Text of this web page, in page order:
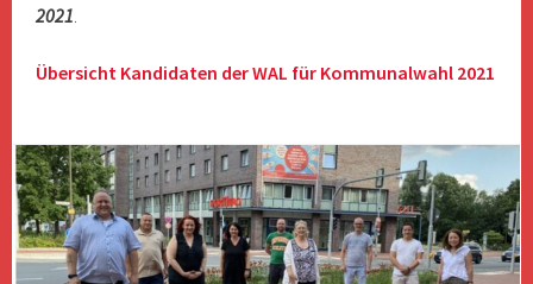
2021.
Übersicht Kandidaten der WAL für Kommunalwahl 2021